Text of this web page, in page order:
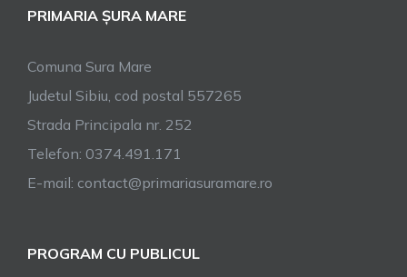
PRIMARIA ȘURA MARE
Comuna Sura Mare
Judetul Sibiu, cod postal 557265
Strada Principala nr. 252
Telefon: 0374.491.171
E-mail: contact@primariasuramare.ro
PROGRAM CU PUBLICUL